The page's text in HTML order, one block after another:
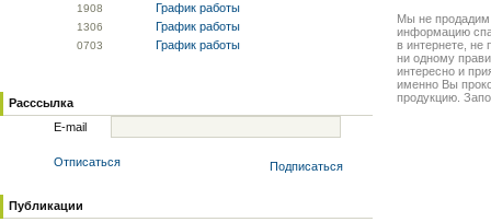
1908 График работы
1306 График работы
0703 График работы
Расссылка
E-mail
Отписаться Подписаться
Публикации
Мы не
информацию
в интернете, не
ни одному
интересно и
именно Вы
продукцию.